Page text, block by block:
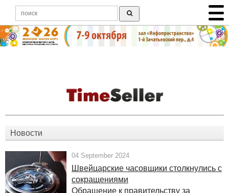
Новости
04 September 2024
Швейцарские часовщики столкнулись с
сокращениями
Обращение к правительству за